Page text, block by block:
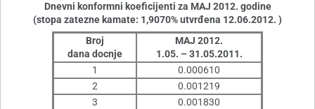
Dnevni konformni koeficijenti za MAJ 2012. godine
(stopa zatezne kamate: 1,9070% utvrđena 12.06.2012. )
Broj
dana docnje
MAJ 2012.
1.05. – 31.05.2011.
1
0.000610
2
0.001219
3
0.001830